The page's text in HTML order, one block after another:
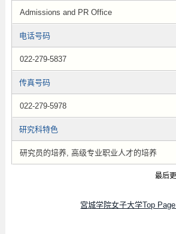
Admissions and PR Office
电话号码
022-279-5837
传真号码
022-279-5978
研究科特色
研究员的培养, 高级专业职业人才的培养
最后
宮城学院女子大学Top